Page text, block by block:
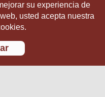
su experiencia de
usted acepta nuestra